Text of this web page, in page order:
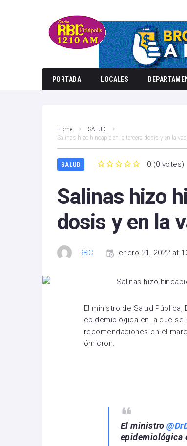
PORTADA LOCALES
Home
SALUD
Salinas hizo hincapié en la tercera dosis y en la
SALUD 0 (0 votes)
Salinas hizo
dosis y en la
RBC enero 21, 2022 at
El ministro de Salud Pública,
epidemiológica en la que se
recomendaciones en el
ómicron.
El ministro
epidemiológica